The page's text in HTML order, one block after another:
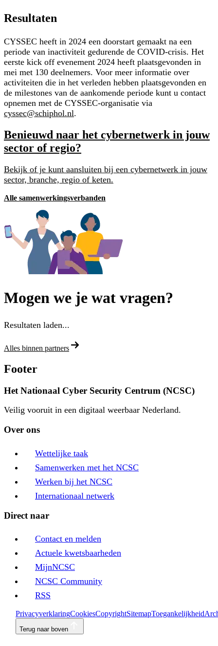
Resultaten
CYSSEC heeft in 2024 een doorstart gemaakt na een
periode van inactiviteit gedurende de COVID-crisis. Het
eerste kick off evenement 2024 heeft plaatsgevonden in
mei met 130 deelnemers. Voor meer informatie over
activiteiten die in het verleden hebben plaatsgevonden en
de milestones van de aankomende periode kunt u contact
opnemen met de CYSSEC-organisatie via
cyssec@schiphol.nl.
Benieuwd naar het cybernetwerk in jouw
sector of regio?
Bekijk of je kunt aansluiten bij een cybernetwerk in jouw
sector, branche, regio of keten.
Alle samenwerkingsverbanden
Mogen we je wat vragen?
Resultaten laden...
Alles binnen partners
Footer
Het Nationaal Cyber Security Centrum (NCSC)
Veilig vooruit in een digitaal weerbaar Nederland.
Over ons
Wettelijke taak
Samenwerken met het NCSC
Werken bij het NCSC
Internationaal netwerk
Direct naar
Contact en melden
Actuele kwetsbaarheden
MijnNCSC
NCSC Community
RSS
PrivacyverklaringCookiesCopyrightSitemapToegankelijkheid
Terug naar boven